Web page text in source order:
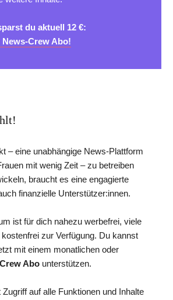
du aktuell 12 €:
Crew Abo!
– eine unabhängige News-Plattform
mit wenig Zeit – zu betreiben
braucht es eine engagierte
finanzielle Unterstützer:innen.
ist für dich nahezu werbefrei, viele
zur Verfügung. Du kannst
mit einem monatlichen oder
Abo unterstützen.
auf alle Funktionen und Inhalte